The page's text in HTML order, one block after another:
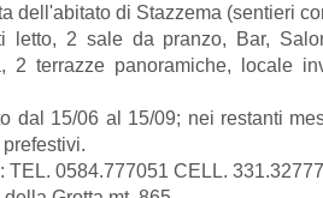
dell'abitato di Stazzema (sentieri
letto, 2 sale da pranzo, Bar,
2 terrazze panoramiche, locale
dal 15/06 al 15/09; nei restanti
TEL. 0584.777051 CELL.